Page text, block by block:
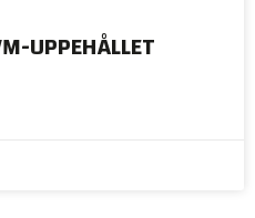
UPPEHÅLLET